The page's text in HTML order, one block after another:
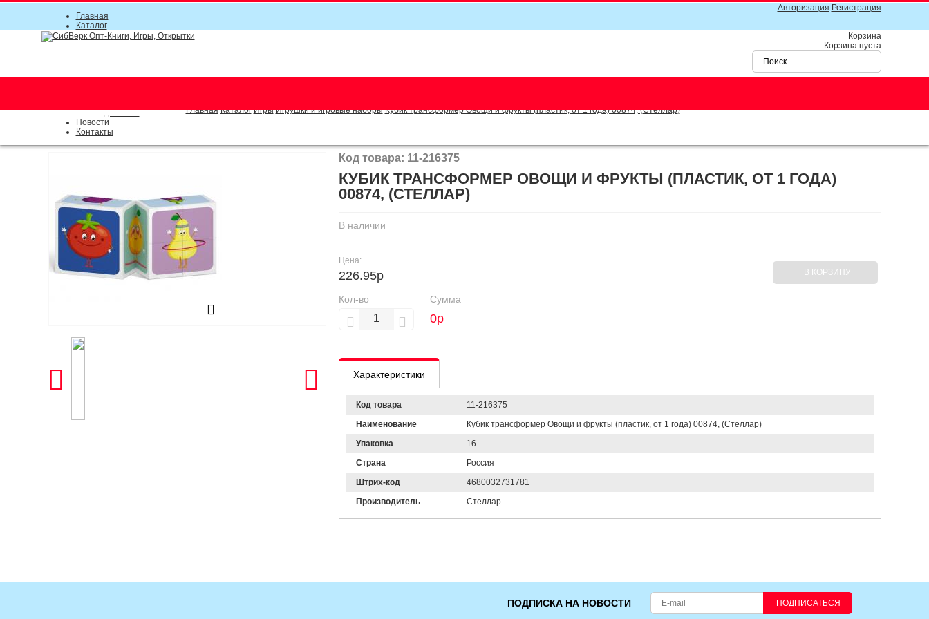
Авторизация Регистрация
Главная
Каталог
Прайс-листы
Доставка
Новости
Контакты
Корзина
Корзина пуста
Главная Каталог Игры Игрушки и игровые наборы Кубик трансформер Овощи и фрукты (пластик, от 1 года) 00874, (Стеллар)
Код товара: 11-216375
КУБИК ТРАНСФОРМЕР ОВОЩИ И ФРУКТЫ (ПЛАСТИК, ОТ 1 ГОДА)
00874, (СТЕЛЛАР)
В наличии
Цена:
226.95р
Кол-во Сумма
0р
В КОРЗИНУ
Характеристики
Код товара
11-216375
Наименование
Кубик трансформер Овощи и фрукты (пластик, от 1 года) 00874, (Стеллар)
Упаковка
16
Страна
Россия
Штрих-код
4680032731781
Производитель
Стеллар
ПОДПИСКА НА НОВОСТИ ПОДПИСАТЬСЯ